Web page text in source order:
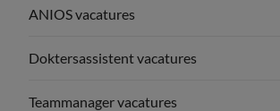
ANIOS vacatures
Doktersassistent vacatures
Teammanager vacatures